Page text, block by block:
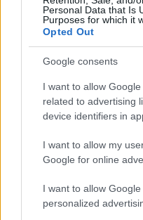
Personal Data that Is
Purposes for which it
Opted Out
Google consents
I want to allow
related to advertising
device identifiers in
I want to allow my
Google for online
I want to allow
personalized
KÁNIKULA 2026 -
NINCS VÉGE:
A július vége óta tartó
szükség.